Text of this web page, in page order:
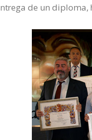
de un